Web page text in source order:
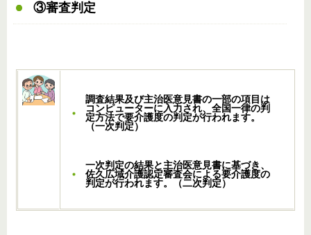
③審査判定
調査結果及び主治医意見書の一部の項目は
コンピューターに入力され、全国一律の判
定方法で要介護度の判定が行われます。
（一次判定）
一次判定の結果と主治医意見書に基づき、
佐久広域介護認定審査会による要介護度の
判定が行われます。（二次判定）